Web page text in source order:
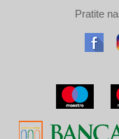
Pratite